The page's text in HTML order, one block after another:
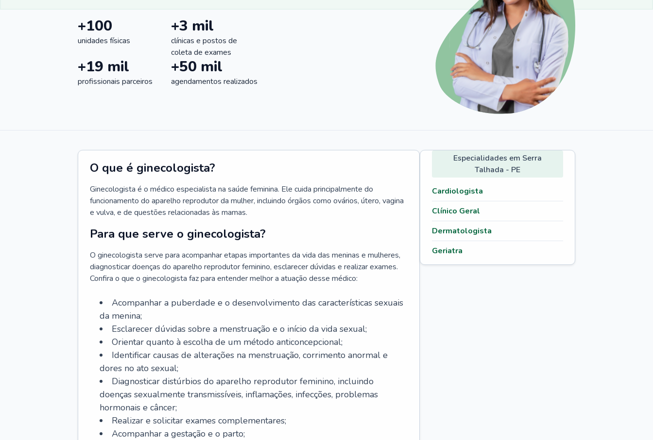
+100
unidades físicas
+3 mil
clínicas e postos de
coleta de exames
+19 mil
profissionais parceiros
+50 mil
agendamentos realizados
O que é ginecologista?
Ginecologista é o médico especialista na saúde feminina. Ele cuida principalmente do
funcionamento do aparelho reprodutor da mulher, incluindo órgãos como ovários, útero, vagina
e vulva, e de questões relacionadas às mamas.
Para que serve o ginecologista?
O ginecologista serve para acompanhar etapas importantes da vida das meninas e mulheres,
diagnosticar doenças do aparelho reprodutor feminino, esclarecer dúvidas e realizar exames.
Confira o que o ginecologista faz para entender melhor a atuação desse médico:
Acompanhar a puberdade e o desenvolvimento das características sexuais
da menina;
Esclarecer dúvidas sobre a menstruação e o início da vida sexual;
Orientar quanto à escolha de um método anticoncepcional;
Identificar causas de alterações na menstruação, corrimento anormal e
dores no ato sexual;
Diagnosticar distúrbios do aparelho reprodutor feminino, incluindo
doenças sexualmente transmissíveis, inflamações, infecções, problemas
hormonais e câncer;
Realizar e solicitar exames complementares;
Acompanhar a gestação e o parto;
Especialidades em Serra
Talhada - PE
Cardiologista
Clínico Geral
Dermatologista
Geriatra